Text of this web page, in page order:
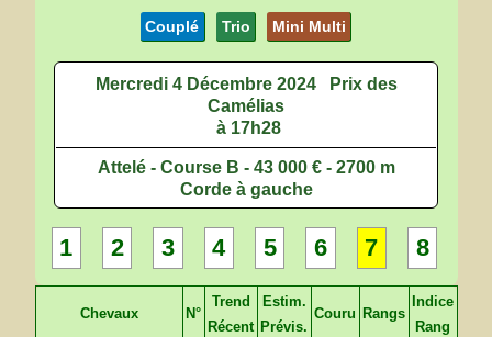
Couplé Trio Mini Multi
Mercredi 4 Décembre 2024
Prix des
Camélias
à 17h28
Attelé - Course B - 43 000 € - 2700 m
Corde à gauche
1 2 3 4 5 6 7 8
Chevaux N°
Trend
Récent
Estim.
Prévis.
Couru Rangs
Indice
Rang